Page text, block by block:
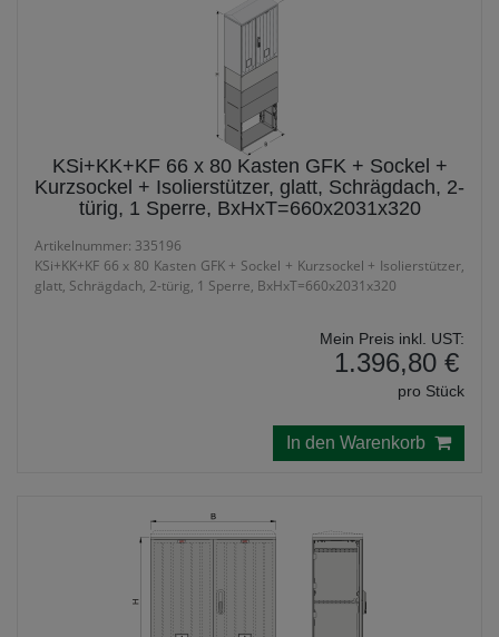
KSi+KK+KF 66 x 80 Kasten GFK + Sockel +
Kurzsockel + Isolierstützer, glatt, Schrägdach, 2-
türig, 1 Sperre, BxHxT=660x2031x320
Artikelnummer: 335196
KSi+KK+KF 66 x 80 Kasten GFK + Sockel + Kurzsockel + Isolierstützer,
glatt, Schrägdach, 2-türig, 1 Sperre, BxHxT=660x2031x320
Mein Preis inkl. UST:
1.396,80 €
pro Stück
In den Warenkorb